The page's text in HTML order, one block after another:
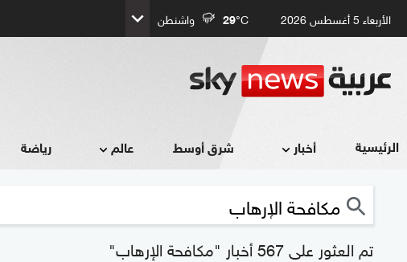
الأربعاء 5 أغسطس 2026 29°C واشنطن
الرئيسية أخبار شرق أوسط عالم رياضة
تم العثور على 567 أخبار "مكافحة الإرهاب"